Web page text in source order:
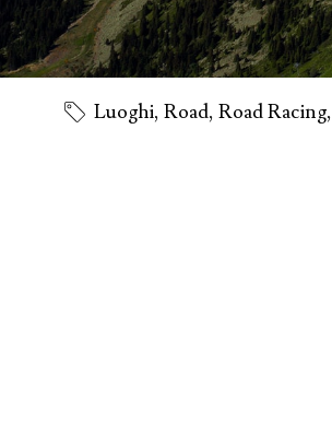
Luoghi,Road,Road Racing,